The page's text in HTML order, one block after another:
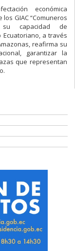
económica
GIAC “Comuneros
su capacidad de
Ecuatoriano, a través
reafirma su
garantizar la
que representan